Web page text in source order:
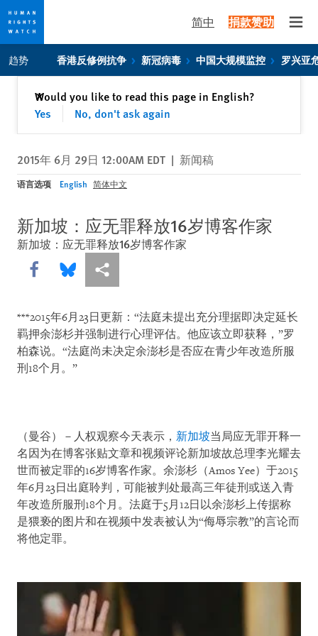
Skip
to
privacy
Skip
to
content
简中 捐款赞助
趋势 香港反修例抗争 新冠病毒 中国大规模监控 罗兴亚
Would you like to read this page in English?
Yes
No, don't ask again
✕关闭
2015年 6月 29日 12:00AM EDT | 新闻稿
语言选项 English 简体中文
新加坡：应无罪释放16岁博客作家
新加坡：应无罪释放16岁博客作家
Share this via Facebook
Share this via Bluesky
More sharing options
***2015年6月23日更新：“法庭未提出充分理据即决定延长
羁押余澎杉并强制进行心理评估。他应该立即获释，”罗
柏森说。“法庭尚未决定余澎杉是否应在青少年改造所服
刑18个月。”
（曼谷）－人权观察今天表示， 新加坡当局应无罪开释一
名因为在博客张贴文章和视频评论新加坡故总理李光耀去
世而被定罪的16岁博客作家。余澎杉（Amos Yee）于2015
年6月23日出庭聆判，可能被判处最高三年徒刑或送入青
年改造所服刑18个月。法庭于5月12日以余澎杉上传据称
是猥亵的图片和在视频中发表被认为“侮辱宗教”的言论而
将他定罪。